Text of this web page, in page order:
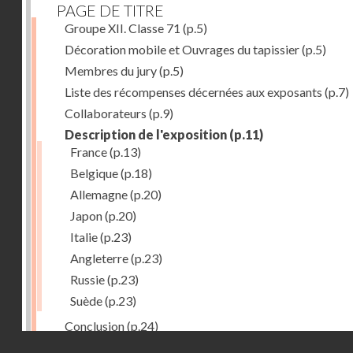
PAGE DE TITRE
Groupe XII. Classe 71 (p.5)
Décoration mobile et Ouvrages du tapissier(p.5)
Membres du jury(p.5)
Liste des récompenses décernées aux exposants (p.7)
Collaborateurs (p.9)
Description de l'exposition (p.11)
France(p.13)
Belgique(p.18)
Allemagne(p.20)
Japon(p.20)
Italie(p.23)
Angleterre(p.23)
Russie(p.23)
Suède(p.23)
Conclusion(p.24)